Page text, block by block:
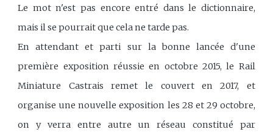
Le mot n'est pas encore entré dans le dictionnaire,
mais il se pourrait que cela ne tarde pas.
En attendant et parti sur la bonne lancée d'une
première exposition réussie en octobre 2015, le Rail
Miniature Castrais remet le couvert en 2017, et
organise une nouvelle exposition les 28 et 29 octobre,
on y verra entre autre un réseau constitué par